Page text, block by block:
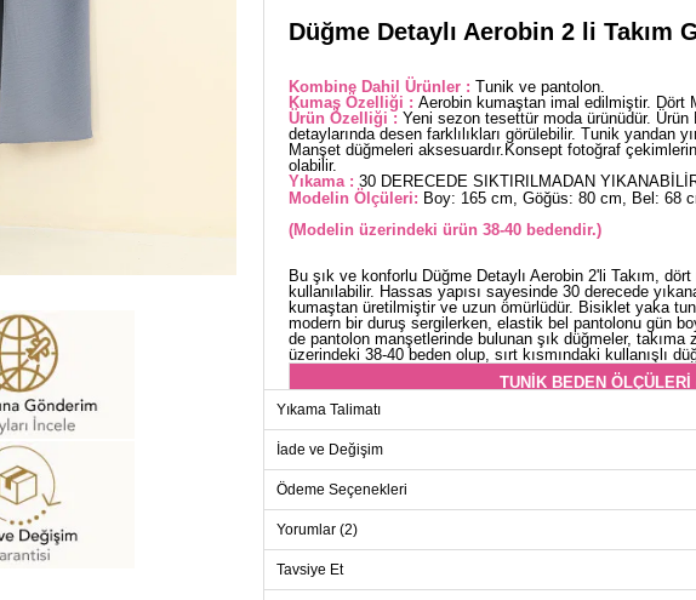
Düğme Detaylı Aerobin 2 li Takım
Kombine Dahil Ürünler : Tunik ve pantolon.
Kumaş Özelliği : Aerobin kumaştan imal edilmiştir. Dört
Ürün Özelliği : Yeni sezon tesettür moda ürünüdür. Ürün
detaylarında desen farklılıkları görülebilir. Tunik yandan
Manşet düğmeleri aksesuardır.Konsept fotoğraf
olabilir.
Yıkama : 30 DERECEDE SIKTIRILMADAN
Modelin Ölçüleri: Boy: 165 cm, Göğüs: 80 cm, Bel: 68
(Modelin üzerindeki ürün 38-40 bedendir.)
Bu şık ve konforlu Düğme Detaylı Aerobin 2'li Takım,
kullanılabilir. Hassas yapısı sayesinde 30 derecede
kumaştan üretilmiştir ve uzun ömürlüdür. Bisiklet yaka
modern bir duruş sergilerken, elastik bel pantolonu gün
de pantolon manşetlerinde bulunan şık düğmeler, takıma
üzerindeki 38-40 beden olup, sırt kısmındaki kullanışlı
TUNİK BEDEN ÖLÇÜLERİ
42-44
46-48
116
Yıkama Talimatı
İade ve Değişim
Ödeme Seçenekleri
Yorumlar (2)
Tavsiye Et